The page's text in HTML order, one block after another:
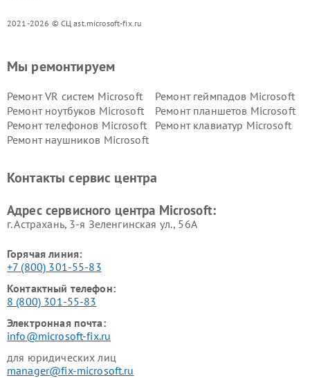
2021-2026 © СЦ ast.microsoft-fix.ru
Мы ремонтируем
Ремонт VR систем Microsoft
Ремонт геймпадов Microsoft
Ремонт ноутбуков Microsoft
Ремонт планшетов Microsoft
Ремонт телефонов Microsoft
Ремонт клавиатур Microsoft
Ремонт наушников Microsoft
Контакты сервис центра
Адрес сервисного центра Microsoft:
г. Астрахань, 3-я Зеленгинская ул., 56А
Горячая линия:
+7 (800) 301-55-83
Контактный телефон:
8 (800) 301-55-83
Электронная почта:
info@microsoft-fix.ru
для юридических лиц
manager@fix-microsoft.ru